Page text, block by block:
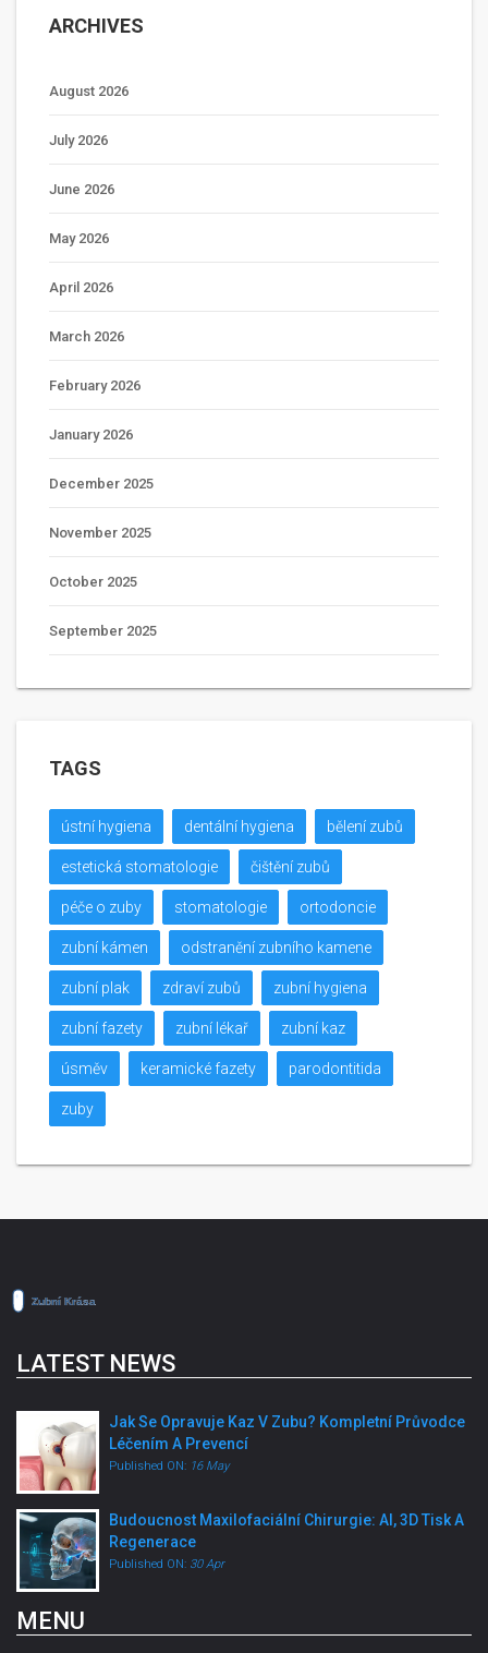
ARCHIVES
August 2026
July 2026
June 2026
May 2026
April 2026
March 2026
February 2026
January 2026
December 2025
November 2025
October 2025
September 2025
TAGS
ústní hygiena dentální hygiena bělení zubů
estetická stomatologie čištění zubů
péče o zuby stomatologie ortodoncie
zubní kámen odstranění zubního kamene
zubní plak zdraví zubů zubní hygiena
zubní fazety zubní lékař zubní kaz
úsměv keramické fazety parodontitida
zuby
LATEST NEWS
Jak Se Opravuje Kaz V Zubu? Kompletní Průvodce
Léčením A Prevencí
Published ON: 16 May
Budoucnost Maxilofaciální Chirurgie: AI, 3D Tisk A
Regenerace
Published ON: 30 Apr
MENU